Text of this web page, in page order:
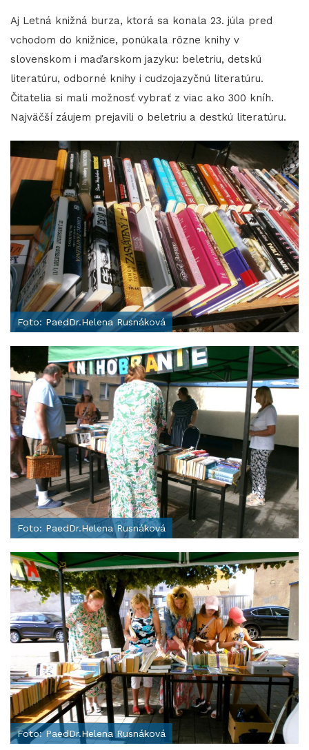
Aj Letná knižná burza, ktorá sa konala 23. júla pred
vchodom do knižnice, ponúkala rôzne knihy v
slovenskom i maďarskom jazyku: beletriu, detskú
literatúru, odborné knihy i cudzojazyčnú literatúru.
Čitatelia si mali možnosť vybrať z viac ako 300 kníh.
Najväčší záujem prejavili o beletriu a destkú literatúru.
Foto: PaedDr.Helena Rusnáková
Foto: PaedDr.Helena Rusnáková
Foto: PaedDr.Helena Rusnáková